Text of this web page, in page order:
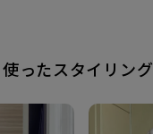
ったスタイリング